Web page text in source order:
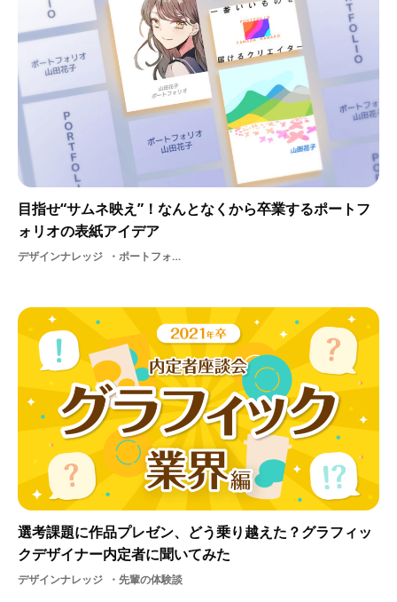
目指せ“サムネ映え”！なんとなくから卒業するポートフ
ォリオの表紙アイデア
デザインナレッジ ポートフォリオの表紙
選考課題に作品プレゼン、どう乗り越えた？グラフィッ
クデザイナー内定者に聞いてみた
デザインナレッジ 先輩の体験談